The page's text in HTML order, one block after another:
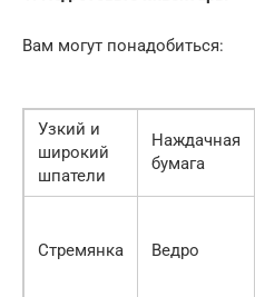
Вам могут понадобиться:
Узкий и
широкий
шпатели
Наждачная
бумага
Стремянка Ведро